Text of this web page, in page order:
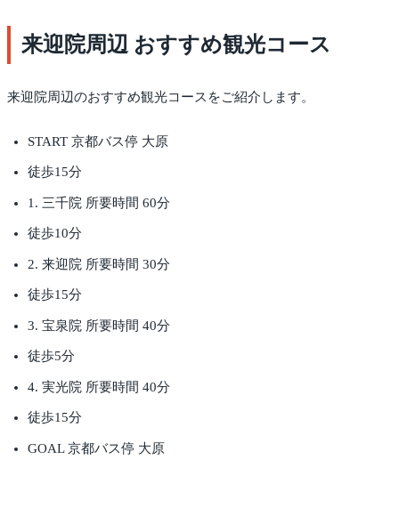
来迎院周辺 おすすめ観光コース
来迎院周辺のおすすめ観光コースをご紹介します。
START 京都バス停 大原
徒歩15分
1. 三千院 所要時間 60分
徒歩10分
2. 来迎院 所要時間 30分
徒歩15分
3. 宝泉院 所要時間 40分
徒歩5分
4. 実光院 所要時間 40分
徒歩15分
GOAL 京都バス停 大原